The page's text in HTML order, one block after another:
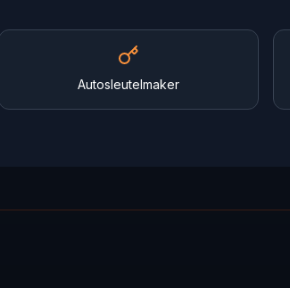
Autosleutelmaker